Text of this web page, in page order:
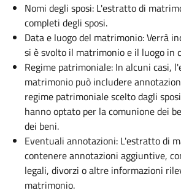
Nomi degli sposi: L'estratto di
completi degli sposi.
Data e luogo del matrimonio: Verrà
si è svolto il matrimonio e il luogo in
Regime patrimoniale: In alcuni casi,
matrimonio può includere
regime patrimoniale scelto dagli
hanno optato per la comunione dei
dei beni.
Eventuali annotazioni: L'estratto di
contenere annotazioni aggiuntive,
legali, divorzi o altre informazioni
matrimonio.